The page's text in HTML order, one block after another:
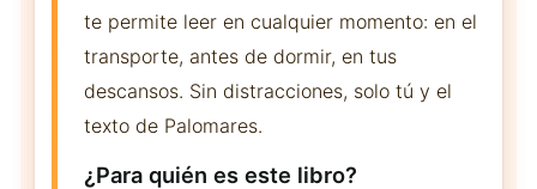
te permite leer en cualquier momento: en el
transporte, antes de dormir, en tus
descansos. Sin distracciones, solo tú y el
texto de Palomares.
¿Para quién es este libro?